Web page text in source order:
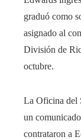
graduó como
asignado al
División de
octubre.
La Oficina del
un
contrataron a